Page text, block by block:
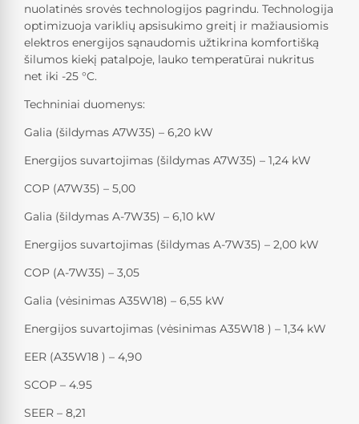
nuolatinės srovės technologijos pagrindu. Technologija
optimizuoja variklių apsisukimo greitį ir mažiausiomis
elektros energijos sąnaudomis užtikrina komfortišką
šilumos kiekį patalpoje, lauko temperatūrai nukritus
net iki -25 °C.
Techniniai duomenys:
Galia (šildymas A7W35) – 6,20 kW
Energijos suvartojimas (šildymas A7W35) – 1,24 kW
COP (A7W35) – 5,00
Galia (šildymas A-7W35) – 6,10 kW
Energijos suvartojimas (šildymas A-7W35) – 2,00 kW
COP (A-7W35) – 3,05
Galia (vėsinimas A35W18) – 6,55 kW
Energijos suvartojimas (vėsinimas A35W18 ) – 1,34 kW
EER (A35W18 ) – 4,90
SCOP – 4.95
SEER – 8,21